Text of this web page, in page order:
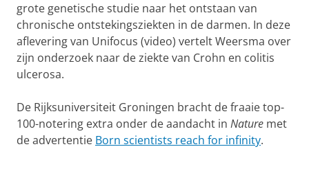
grote genetische studie naar het ontstaan van
chronische ontstekingsziekten in de darmen. In deze
aflevering van Unifocus (video) vertelt Weersma over
zijn onderzoek naar de ziekte van Crohn en colitis
ulcerosa.
De Rijksuniversiteit Groningen bracht de fraaie top-
100-notering extra onder de aandacht in Nature met
de advertentie Born scientists reach for infinity.